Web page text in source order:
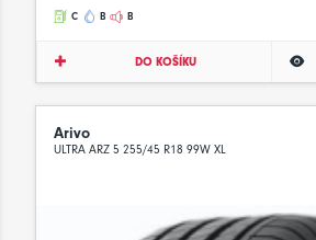
C B B
DO KOŠÍKU
Arivo
ULTRA ARZ 5 255/45 R18 99W XL